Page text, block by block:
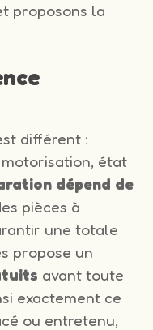
proposons la
différent :
état
dépend de
pièces à
une totale
propose un
avant toute
exactement ce
ou entretenu,